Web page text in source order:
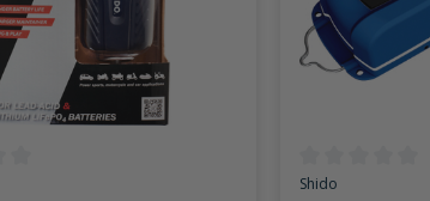
Bewertung von 0 von 5 Sternen Shido